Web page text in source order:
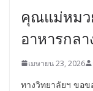
คุณแม่หมว
อาหารกล
เมษายน 23, 2026
ทางวิทยาลัยฯ ขอข